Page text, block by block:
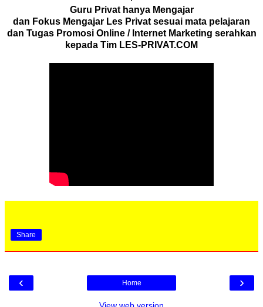
Guru Privat hanya Mengajar
dan Fokus Mengajar Les Privat sesuai mata pelajaran
dan Tugas Promosi Online / Internet Marketing serahkan
kepada Tim LES-PRIVAT.COM
Share
‹ ›
Home
View web version